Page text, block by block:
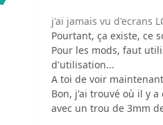
j'ai jamais vu d'ecrans
Pourtant, ça existe, ce
Pour les mods, faut
d'utilisation...
A toi de voir
Bon, j'ai trouvé où il y
avec un trou de 3mm